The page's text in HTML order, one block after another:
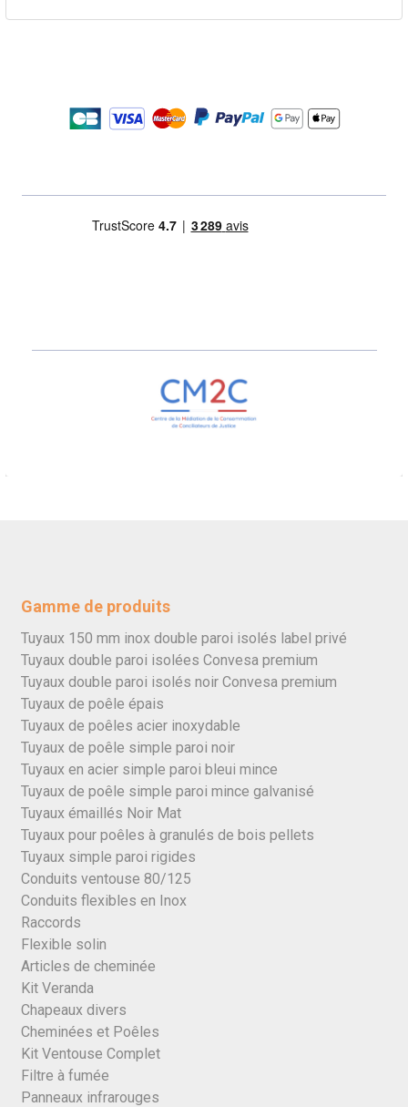
Gamme de produits
Tuyaux 150 mm inox double paroi isolés label privé
Tuyaux double paroi isolées Convesa premium
Tuyaux double paroi isolés noir Convesa premium
Tuyaux de poêle épais
Tuyaux de poêles acier inoxydable
Tuyaux de poêle simple paroi noir
Tuyaux en acier simple paroi bleui mince
Tuyaux de poêle simple paroi mince galvanisé
Tuyaux émaillés Noir Mat
Tuyaux pour poêles à granulés de bois pellets
Tuyaux simple paroi rigides
Conduits ventouse 80/125
Conduits flexibles en Inox
Raccords
Flexible solin
Articles de cheminée
Kit Veranda
Chapeaux divers
Cheminées et Poêles
Kit Ventouse Complet
Filtre à fumée
Panneaux infrarouges